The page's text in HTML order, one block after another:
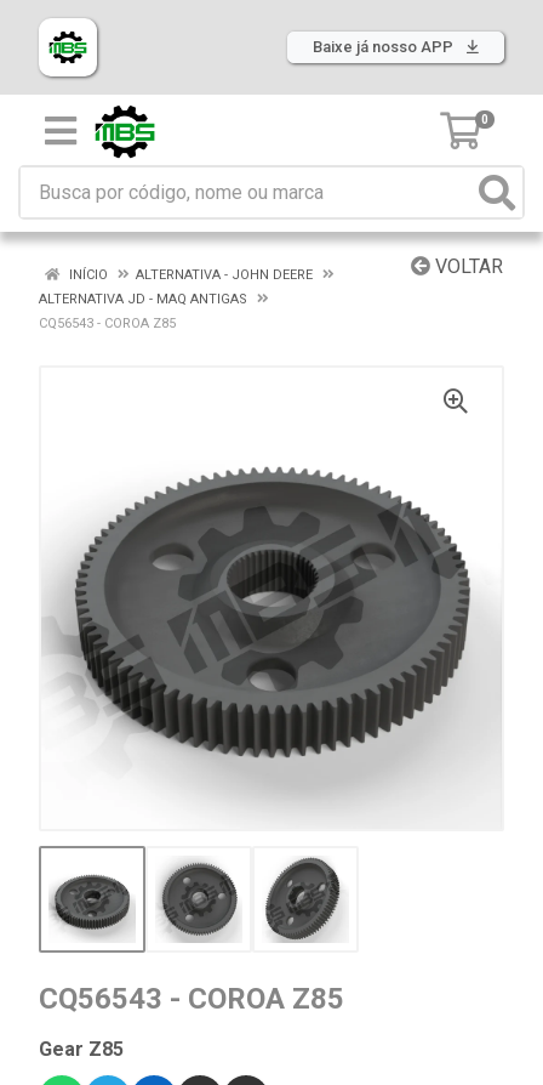
Baixe já nosso APP
0
VOLTAR
INÍCIO
ALTERNATIVA - JOHN DEERE
ALTERNATIVA JD - MAQ ANTIGAS
CQ56543 - COROA Z85
CQ56543 - COROA Z85
Gear Z85